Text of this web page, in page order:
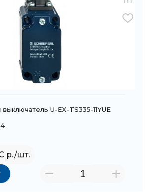
U-EX-TS335-11YUE
р./шт.